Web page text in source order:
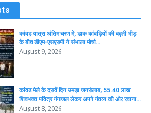
कांवड़ यात्रा अंतिम चरण में, डाक कांवड़ियों की बढ़ती भीड़
के बीच डीएम-एसएसपी ने संभाला मोर्चा…
August 9, 2026
कांवड़ मेले के दसवें दिन उमड़ा जनसैलाब, 55.40 लाख
शिवभक्त पवित्र गंगाजल लेकर अपने गंतव्य की ओर रवाना…
August 8, 2026